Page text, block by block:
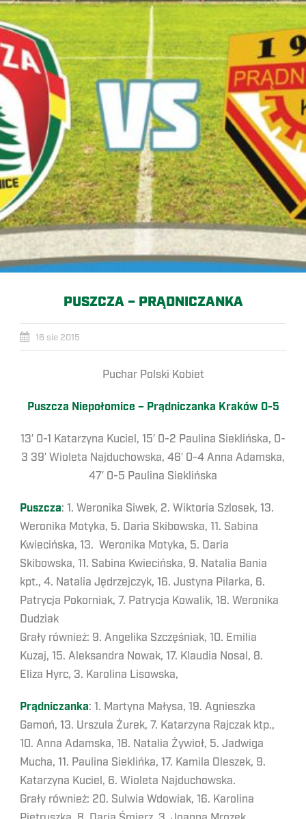
PUSZCZA – PRĄDNICZANKA
16 sie 2015
Puchar Polski Kobiet
Puszcza Niepołomice – Prądniczanka Kraków 0-5
13′ 0-1 Katarzyna Kuciel, 15′ 0-2 Paulina Sieklińska, 0-
3 39′ Wioleta Najduchowska, 46′ 0-4 Anna Adamska,
47′ 0-5 Paulina Sieklińska
Puszcza: 1. Weronika Siwek, 2. Wiktoria Szlosek, 13.
Weronika Motyka, 5. Daria Skibowska, 11. Sabina
Kwiecińska, 13. Weronika Motyka, 5. Daria
Skibowska, 11. Sabina Kwiecińska, 9. Natalia Bania
kpt., 4. Natalia Jędrzejczyk, 16. Justyna Pilarka, 6.
Patrycja Pokorniak, 7. Patrycja Kowalik, 18. Weronika
Dudziak
Grały również: 9. Angelika Szczęśniak, 10. Emilia
Kuzaj, 15. Aleksandra Nowak, 17. Klaudia Nosal, 8.
Eliza Hyrc, 3. Karolina Lisowska,
Prądniczanka: 1. Martyna Małysa, 19. Agnieszka
Gamoń, 13. Urszula Żurek, 7. Katarzyna Rajczak ktp.,
10. Anna Adamska, 18. Natalia Żywioł, 5. Jadwiga
Mucha, 11. Paulina Sieklińka, 17. Kamila Oleszek, 9.
Katarzyna Kuciel, 6. Wioleta Najduchowska.
Grały również: 20. Sulwia Wdowiak, 16. Karolina